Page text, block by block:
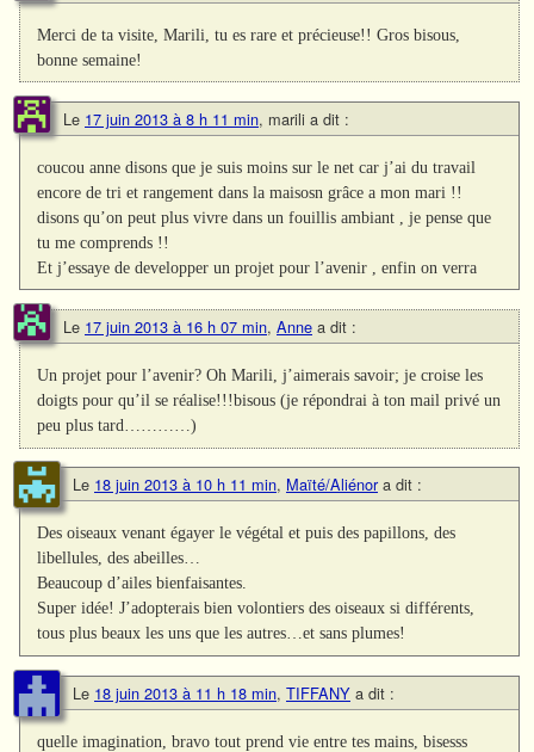
Merci de ta visite, Marili, tu es rare et précieuse!! Gros bisous,
bonne semaine!
Le 17 juin 2013 à 8 h 11 min, marili a dit :
coucou anne disons que je suis moins sur le net car j’ai du travail
encore de tri et rangement dans la maisosn grâce a mon mari !!
disons qu’on peut plus vivre dans un fouillis ambiant , je pense que
tu me comprends !!
Et j’essaye de developper un projet pour l’avenir , enfin on verra
Le 17 juin 2013 à 16 h 07 min, Anne a dit :
Un projet pour l’avenir? Oh Marili, j’aimerais savoir; je croise les
doigts pour qu’il se réalise!!!bisous (je répondrai à ton mail privé un
peu plus tard…………)
Le 18 juin 2013 à 10 h 11 min, Maïté/Aliénor a dit :
Des oiseaux venant égayer le végétal et puis des papillons, des
libellules, des abeilles…
Beaucoup d’ailes bienfaisantes.
Super idée! J’adopterais bien volontiers des oiseaux si différents,
tous plus beaux les uns que les autres…et sans plumes!
Le 18 juin 2013 à 11 h 18 min, TIFFANY a dit :
quelle imagination, bravo tout prend vie entre tes mains, bisesss